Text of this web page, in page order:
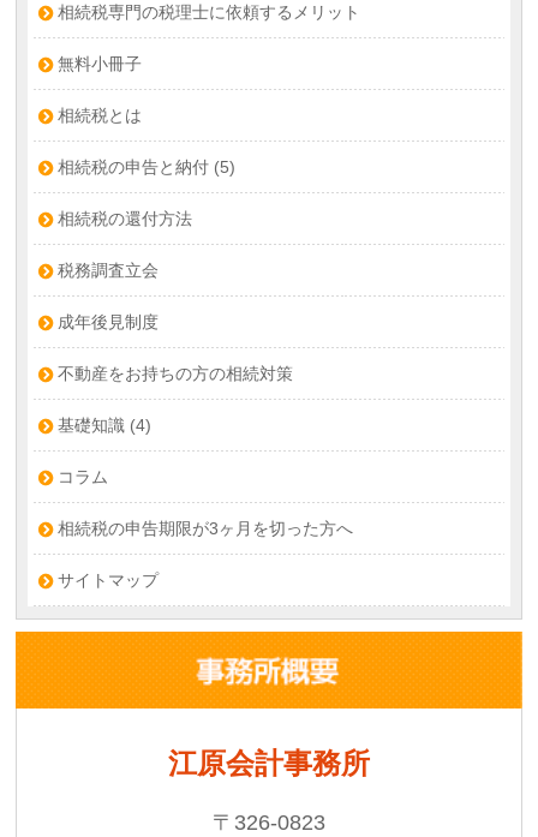
相続税専門の税理士に依頼するメリット
無料小冊子
相続税とは
相続税の申告と納付 (5)
相続税の還付方法
税務調査立会
成年後見制度
不動産をお持ちの方の相続対策
基礎知識 (4)
コラム
相続税の申告期限が3ヶ月を切った方へ
サイトマップ
江原会計事務所
〒326-0823